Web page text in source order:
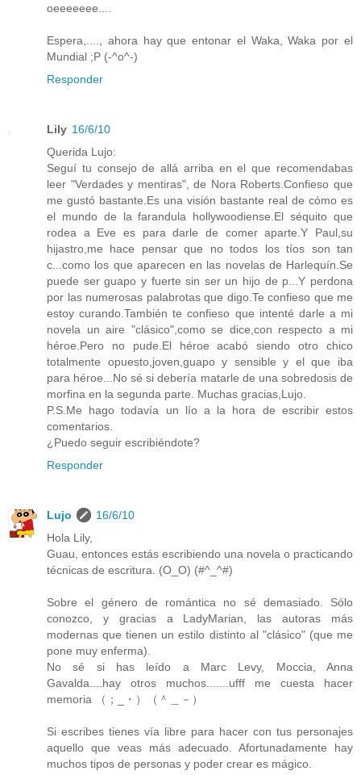
oeeeeeee....
Espera,...., ahora hay que entonar el Waka, Waka por el
Mundial ;P (-^o^-)
Responder
Lily 16/6/10
Querida Lujo:
Seguí tu consejo de allá arriba en el que recomendabas
leer "Verdades y mentiras", de Nora Roberts.Confieso que
me gustó bastante.Es una visión bastante real de cómo es
el mundo de la farandula hollywoodiense.El séquito que
rodea a Eve es para darle de comer aparte.Y Paul,su
hijastro,me hace pensar que no todos los tíos son tan
c...como los que aparecen en las novelas de Harlequín.Se
puede ser guapo y fuerte sin ser un hijo de p...Y perdona
por las numerosas palabrotas que digo.Te confieso que me
estoy curando.También te confieso que intenté darle a mi
novela un aire "clásico",como se dice,con respecto a mi
héroe.Pero no pude.El héroe acabó siendo otro chico
totalmente opuesto,joven,guapo y sensible y el que iba
para héroe...No sé si debería matarle de una sobredosis de
morfina en la segunda parte. Muchas gracias,Lujo.
P.S.Me hago todavía un lío a la hora de escribir estos
comentarios.
¿Puedo seguir escribiéndote?
Responder
Lujo
16/6/10
Hola Lily,
Guau, entonces estás escribiendo una novela o practicando
técnicas de escritura. (O_O) (#^_^#)
Sobre el género de romántica no sé demasiado. Sólo
conozco, y gracias a LadyMarian, las autoras más
modernas que tienen un estilo distinto al "clásico" (que me
pone muy enferma).
No sé si has leído a Marc Levy, Moccia, Anna
Gavalda....hay otros muchos.......ufff me cuesta hacer
memoria （；_・）（＾＿－）
Si escribes tienes vía libre para hacer con tus personajes
aquello que veas más adecuado. Afortunadamente hay
muchos tipos de personas y poder crear es mágico.